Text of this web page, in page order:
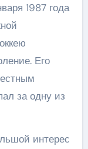
1987 года
Его
за одну из
интерес